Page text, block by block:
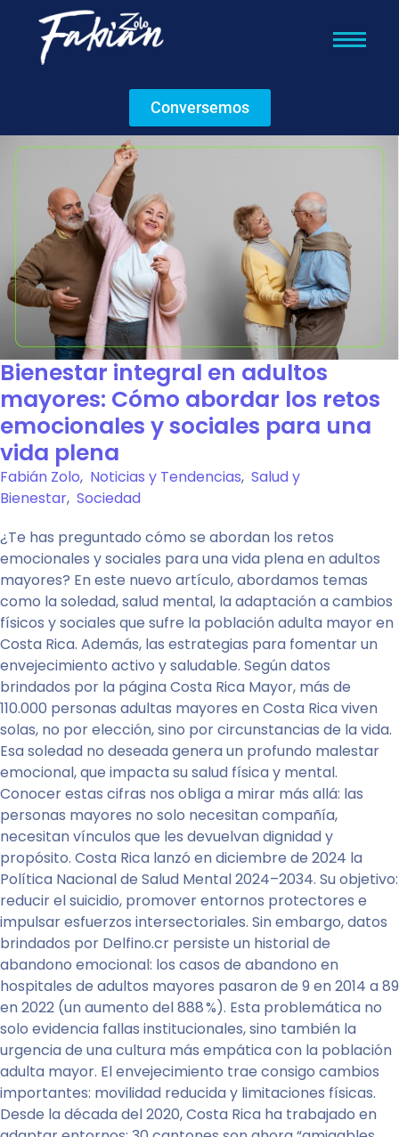
Conversemos
Bienestar integral en adultos
mayores: Cómo abordar los retos
emocionales y sociales para una
vida plena
Fabián Zolo, Noticias y Tendencias, Salud y
Bienestar, Sociedad
¿Te has preguntado cómo se abordan los retos
emocionales y sociales para una vida plena en adultos
mayores? En este nuevo artículo, abordamos temas
como la soledad, salud mental, la adaptación a cambios
físicos y sociales que sufre la población adulta mayor en
Costa Rica. Además, las estrategias para fomentar un
envejecimiento activo y saludable. Según datos
brindados por la página Costa Rica Mayor, más de
110.000 personas adultas mayores en Costa Rica viven
solas, no por elección, sino por circunstancias de la vida.
Esa soledad no deseada genera un profundo malestar
emocional, que impacta su salud física y mental.
Conocer estas cifras nos obliga a mirar más allá: las
personas mayores no solo necesitan compañía,
necesitan vínculos que les devuelvan dignidad y
propósito. Costa Rica lanzó en diciembre de 2024 la
Política Nacional de Salud Mental 2024–2034. Su objetivo:
reducir el suicidio, promover entornos protectores e
impulsar esfuerzos intersectoriales. Sin embargo, datos
brindados por Delfino.cr persiste un historial de
abandono emocional: los casos de abandono en
hospitales de adultos mayores pasaron de 9 en 2014 a 89
en 2022 (un aumento del 888 %). Esta problemática no
solo evidencia fallas institucionales, sino también la
urgencia de una cultura más empática con la población
adulta mayor. El envejecimiento trae consigo cambios
importantes: movilidad reducida y limitaciones físicas.
Desde la década del 2020, Costa Rica ha trabajado en